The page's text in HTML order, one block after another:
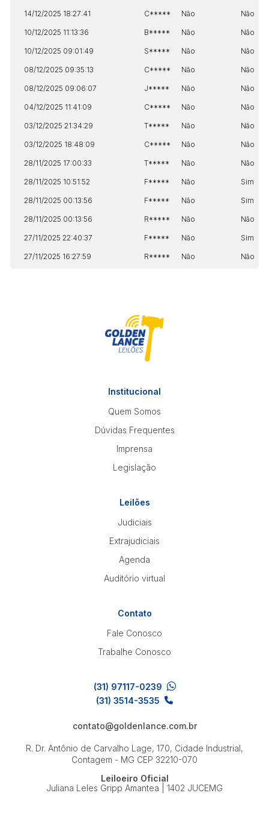
14/12/2025 18:27:41 C***** Não Não
10/12/2025 11:13:36 B***** Não Não
10/12/2025 09:01:49 S***** Não Não
08/12/2025 09:35:13 C***** Não Não
08/12/2025 09:06:07 J***** Não Não
04/12/2025 11:41:09 C***** Não Não
03/12/2025 21:34:29 T***** Não Não
03/12/2025 18:48:09 C***** Não Não
28/11/2025 17:00:33 T***** Não Não
28/11/2025 10:51:52 F***** Não Sim
28/11/2025 00:13:56 F***** Não Sim
28/11/2025 00:13:56 R***** Não Não
27/11/2025 22:40:37 F***** Não Sim
27/11/2025 16:27:59 R***** Não Não
Institucional
Quem Somos
Dúvidas Frequentes
Imprensa
Legislação
Leilões
Judiciais
Extrajudiciais
Agenda
Auditório virtual
Contato
Fale Conosco
Trabalhe Conosco
(31) 97117-0239
(31) 3514-3535
contato@goldenlance.com.br
R. Dr. Antônio de Carvalho Lage, 170, Cidade Industrial,
Contagem - MG CEP 32210-070
Leiloeiro Oficial
Juliana Leles Gripp Amantea | 1402 JUCEMG